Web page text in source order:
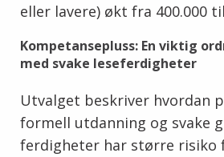
eller lavere) økt fra 400.000
Kompetansepluss: En viktig
med svake leseferdigheter
Utvalget beskriver hvordan
formell utdanning og svake
ferdigheter har større risiko